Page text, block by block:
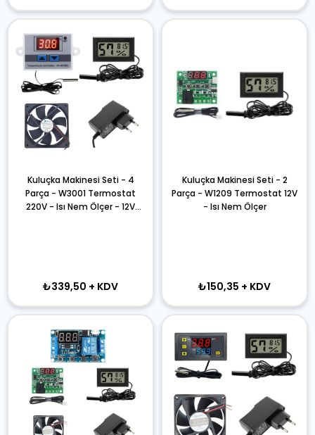
Kuluçka Makinesi Seti - 4
Parça - W3001 Termostat
220V - Isı Nem Ölçer - 12V
₺339,50 + KDV
Kuluçka Makinesi Seti - 2
Parça - W1209 Termostat 12V
- Isı Nem Ölçer
₺150,35 + KDV